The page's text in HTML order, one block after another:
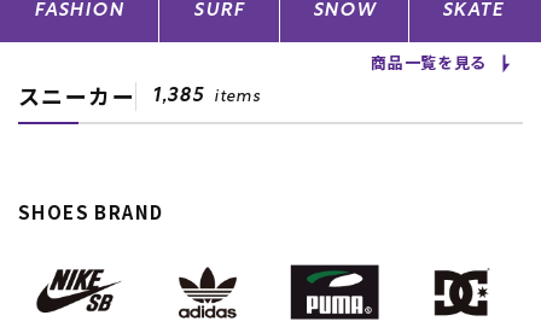
店舗一覧
ファッションTOP
FASHION SURF SNOW SKATE
商品一覧を見る
スニーカー 1,385 items
SHOES BRAND